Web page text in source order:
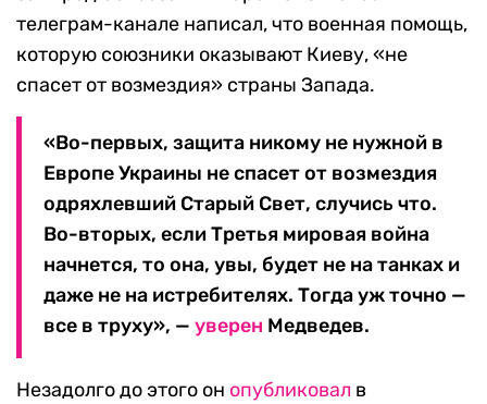
телеграм-канале написал, что военная помощь,
которую союзники оказывают Киеву, «не
спасет от возмездия» страны Запада.
«Во-первых, защита никому не нужной в
Европе Украины не спасет от возмездия
одряхлевший Старый Свет, случись что.
Во-вторых, если Третья мировая война
начнется, то она, увы, будет не на танках и
даже не на истребителях. Тогда уж точно —
все в труху», — уверен Медведев.
Незадолго до этого он опубликовал в